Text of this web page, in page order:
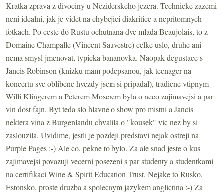
Kratka zprava z divociny u Neziderskeho jezera. Technicke zazemi
neni idealni, jak je videt na chybejici diakritice a nepritomnych
fotkach. Po ceste do Rustu ochutnana dve mlada Beaujolais, to z
Domaine Champalle (Vincent Sauvestre) celke uslo, druhe ani
nema smysl jmenovat, typicka bananovka. Naopak degustace s
Jancis Robinson (knizku mam podepsanou, jak teenager na
koncertu sve oblibene hvezdy jsem si pripadal), tradicne vtipnym
Willi Klingerem a Peterem Moserem byla o neco zajimavejsi a par
vin dost fajn. Byt teda slo hlavne o show pro mistni a Jancis
nektera vina z Burgenlandu chvalila o "kousek" vic nez by si
zaslouzila. Uvidime, jestli je pozdeji predstavi nejak ostreji na
Purple Pages :-) Ale co, pekne to bylo. Za ale snad jeste o kus
zajimavejsi povazuji vecerni posezeni s par studenty a studentkami
na certifikaciWine & Spirit Education Trust. Nejake to Rusko,
Estonsko, proste druzba a spolecnym jazykem anglictina :-) Za